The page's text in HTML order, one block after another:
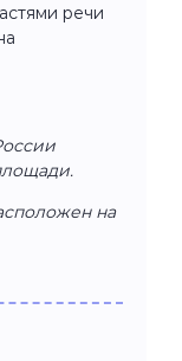
речи
на